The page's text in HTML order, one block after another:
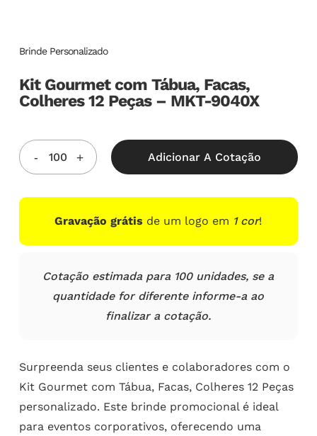
Brinde Personalizado
Kit Gourmet com Tábua, Facas,
Colheres 12 Peças – MKT-9040X
Adicionar A Cotação
Gravação grátis de um logo em 1 cor!
Cotação estimada para 100 unidades, se a
quantidade for diferente informe-a ao
finalizar a cotação.
Surpreenda seus clientes e colaboradores com o
Kit Gourmet com Tábua, Facas, Colheres 12 Peças
personalizado. Este brinde promocional é ideal
para eventos corporativos, oferecendo uma